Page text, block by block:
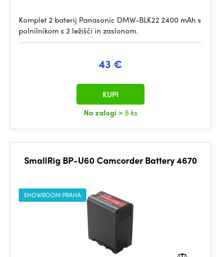
Komplet 2 baterij Panasonic DMW-BLK22 2400 mAh s
polnilnikom s 2 ležišči in zaslonom.
43 €
Na zalogi > 5 ks
KUPI
SmallRig BP-U60 Camcorder Battery 4670
SHOWROOM PRAHA